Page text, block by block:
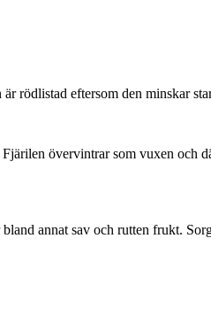
rödlistad eftersom den minskar
övervintrar som vuxen och
annat sav och rutten frukt.